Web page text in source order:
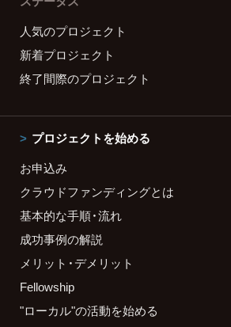
人気のプロジェクト
新着プロジェクト
終了間際のプロジェクト
プロジェクトを始める
お申込み
クラウドファンディングとは
基本的な手順・流れ
成功事例の解説
メリット・デメリット
Fellowship
"ローカル"の活動を始める